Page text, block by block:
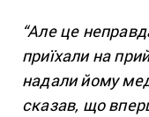
“Але це
приїхали на
надали йому
сказав, що